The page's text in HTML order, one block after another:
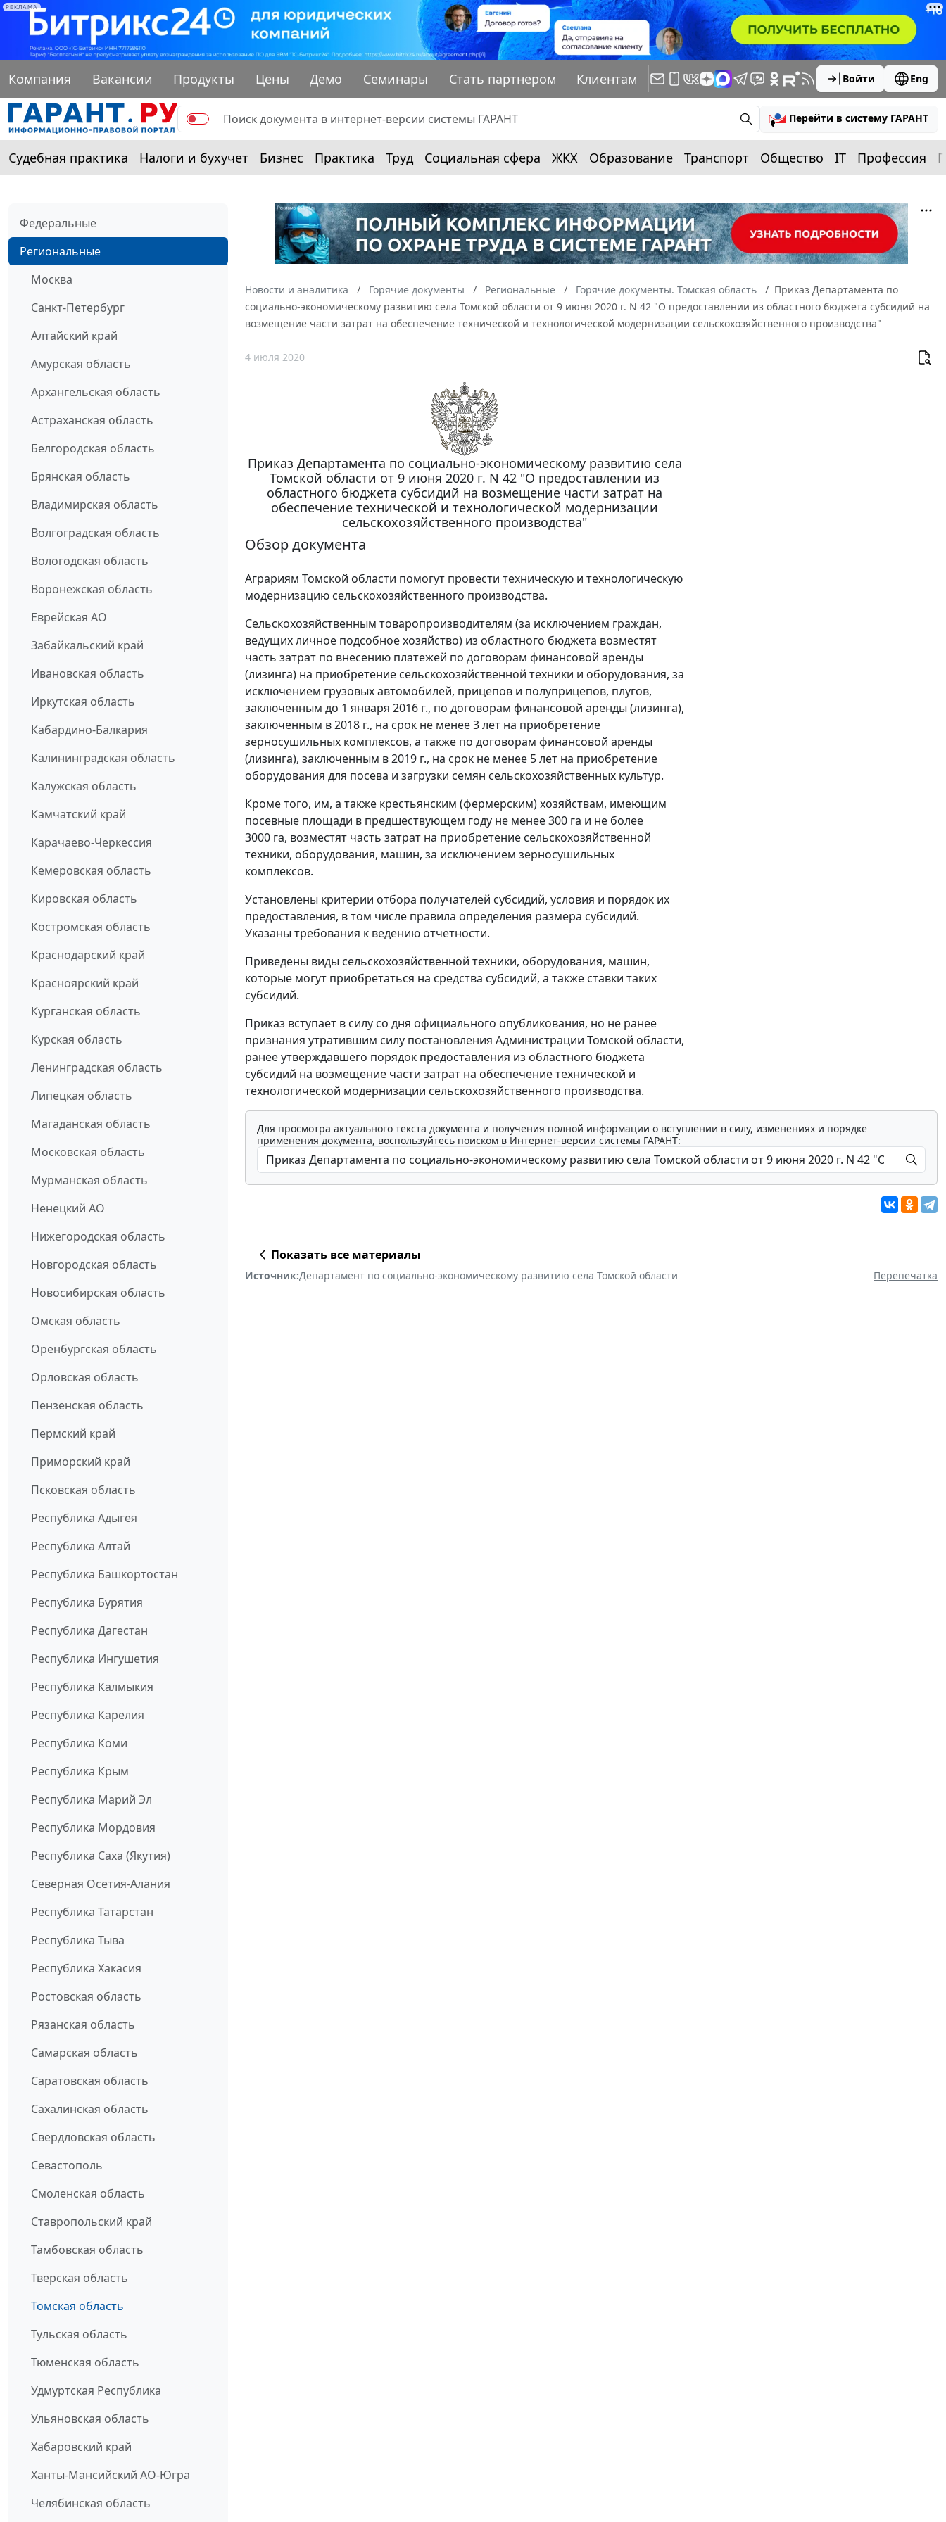
РЕКЛАМА
Компания Вакансии Продукты Цены Демо Семинары Стать партнером Клиентам Войти Eng
Перейти в систему ГАРАНТ
Судебная практика Налоги и бухучет Бизнес Практика Труд Социальная сфера ЖКХ Образование Транспорт Общество IT Профессия
Федеральные
Региональные
Москва
Санкт-Петербург
Алтайский край
Амурская область
Архангельская область
Астраханская область
Белгородская область
Брянская область
Владимирская область
Волгоградская область
Вологодская область
Воронежская область
Еврейская АО
Забайкальский край
Ивановская область
Иркутская область
Кабардино-Балкария
Калининградская область
Калужская область
Камчатский край
Карачаево-Черкессия
Кемеровская область
Кировская область
Костромская область
Краснодарский край
Красноярский край
Курганская область
Курская область
Ленинградская область
Липецкая область
Магаданская область
Московская область
Мурманская область
Ненецкий АО
Нижегородская область
Новгородская область
Новосибирская область
Омская область
Оренбургская область
Орловская область
Пензенская область
Пермский край
Приморский край
Псковская область
Республика Адыгея
Республика Алтай
Республика Башкортостан
Республика Бурятия
Республика Дагестан
Республика Ингушетия
Республика Калмыкия
Республика Карелия
Республика Коми
Республика Крым
Республика Марий Эл
Республика Мордовия
Республика Саха (Якутия)
Северная Осетия-Алания
Республика Татарстан
Республика Тыва
Республика Хакасия
Ростовская область
Рязанская область
Самарская область
Саратовская область
Сахалинская область
Свердловская область
Севастополь
Смоленская область
Ставропольский край
Тамбовская область
Тверская область
Томская область
Тульская область
Тюменская область
Удмуртская Республика
Ульяновская область
Хабаровский край
Ханты-Мансийский АО-Югра
Челябинская область
Новости и аналитика Горячие документы Региональные Горячие документы. Томская область
Приказ Департамента по
социально-экономическому развитию села Томской области от 9 июня 2020 г. N 42 "О предоставлении из областного бюджета субсидий на
возмещение части затрат на обеспечение технической и технологической модернизации сельскохозяйственного производства"
4 июля 2020
Приказ Департамента по социально-экономическому развитию села
Томской области от 9 июня 2020 г. N 42 "О предоставлении из
областного бюджета субсидий на возмещение части затрат на
обеспечение технической и технологической модернизации
сельскохозяйственного производства"
Обзор документа
Аграриям Томской области помогут провести техническую и технологическую
модернизацию сельскохозяйственного производства.
Сельскохозяйственным товаропроизводителям (за исключением граждан,
ведущих личное подсобное хозяйство) из областного бюджета возместят
часть затрат по внесению платежей по договорам финансовой аренды
(лизинга) на приобретение сельскохозяйственной техники и оборудования, за
исключением грузовых автомобилей, прицепов и полуприцепов, плугов,
заключенным до 1 января 2016 г., по договорам финансовой аренды (лизинга),
заключенным в 2018 г., на срок не менее 3 лет на приобретение
зерносушильных комплексов, а также по договорам финансовой аренды
(лизинга), заключенным в 2019 г., на срок не менее 5 лет на приобретение
оборудования для посева и загрузки семян сельскохозяйственных культур.
Кроме того, им, а также крестьянским (фермерским) хозяйствам, имеющим
посевные площади в предшествующем году не менее 300 га и не более
3000 га, возместят часть затрат на приобретение сельскохозяйственной
техники, оборудования, машин, за исключением зерносушильных
комплексов.
Установлены критерии отбора получателей субсидий, условия и порядок их
предоставления, в том числе правила определения размера субсидий.
Указаны требования к ведению отчетности.
Приведены виды сельскохозяйственной техники, оборудования, машин,
которые могут приобретаться на средства субсидий, а также ставки таких
субсидий.
Приказ вступает в силу со дня официального опубликования, но не ранее
признания утратившим силу постановления Администрации Томской области,
ранее утверждавшего порядок предоставления из областного бюджета
субсидий на возмещение части затрат на обеспечение технической и
технологической модернизации сельскохозяйственного производства.
Для просмотра актуального текста документа и получения полной информации о вступлении в силу, изменениях и порядке
применения документа, воспользуйтесь поиском в Интернет-версии системы ГАРАНТ:
Показать все материалы
Источник:Департамент по социально-экономическому развитию села Томской области Перепечатка